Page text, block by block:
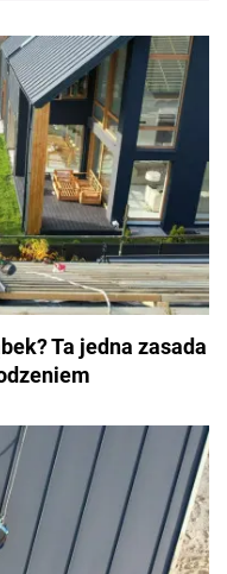
Ta jedna zasada